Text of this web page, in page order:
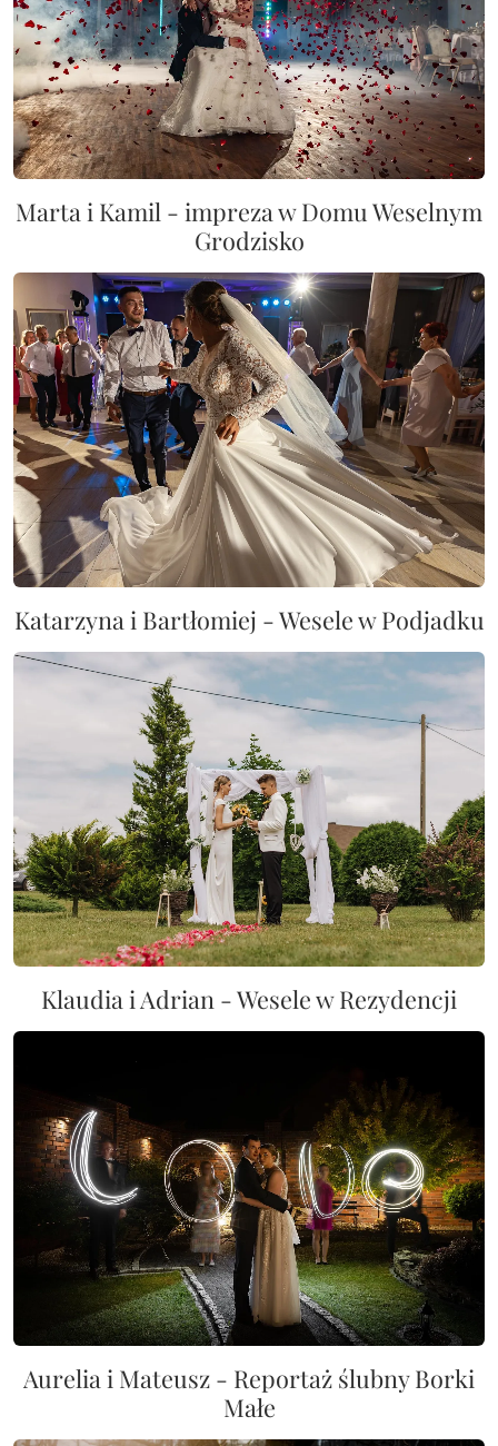
Marta i Kamil - impreza w Domu Weselnym
Grodzisko
Katarzyna i Bartłomiej - Wesele w Podjadku
Klaudia i Adrian - Wesele w Rezydencji
Aurelia i Mateusz - Reportaż ślubny Borki
Małe